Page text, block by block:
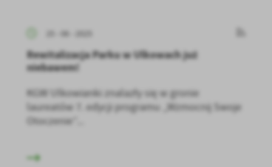
25 - 06 - 2025
Rewitalizacja Parku w Ulkowach już
niebawem!
KGW Ulkowianki znalazły się w gronie
laureatów 7. edycji programu „Wzmocnij Swoje
Otoczenie”...